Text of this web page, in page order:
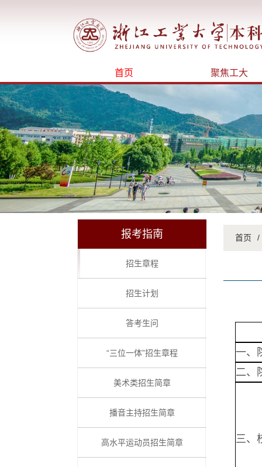
首页 聚焦工大
报考指南
招生章程
招生计划
答考生问
“三位一体”招生章程
美术类招生简章
播音主持招生简章
高水平运动员招生简章
首页 /
一、
二、
三、